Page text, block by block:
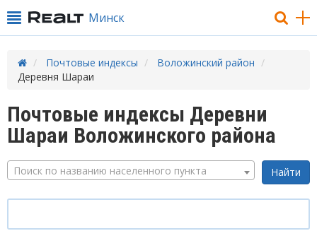
Минск
Почтовые индексы
Воложинский район
Деревня Шараи
Почтовые индексы Деревни
Шараи Воложинского района
Поиск по названию населенного пункта